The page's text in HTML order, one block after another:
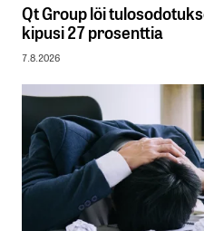
Qt Group löi
kipusi 27 prosenttia
7.8.2026